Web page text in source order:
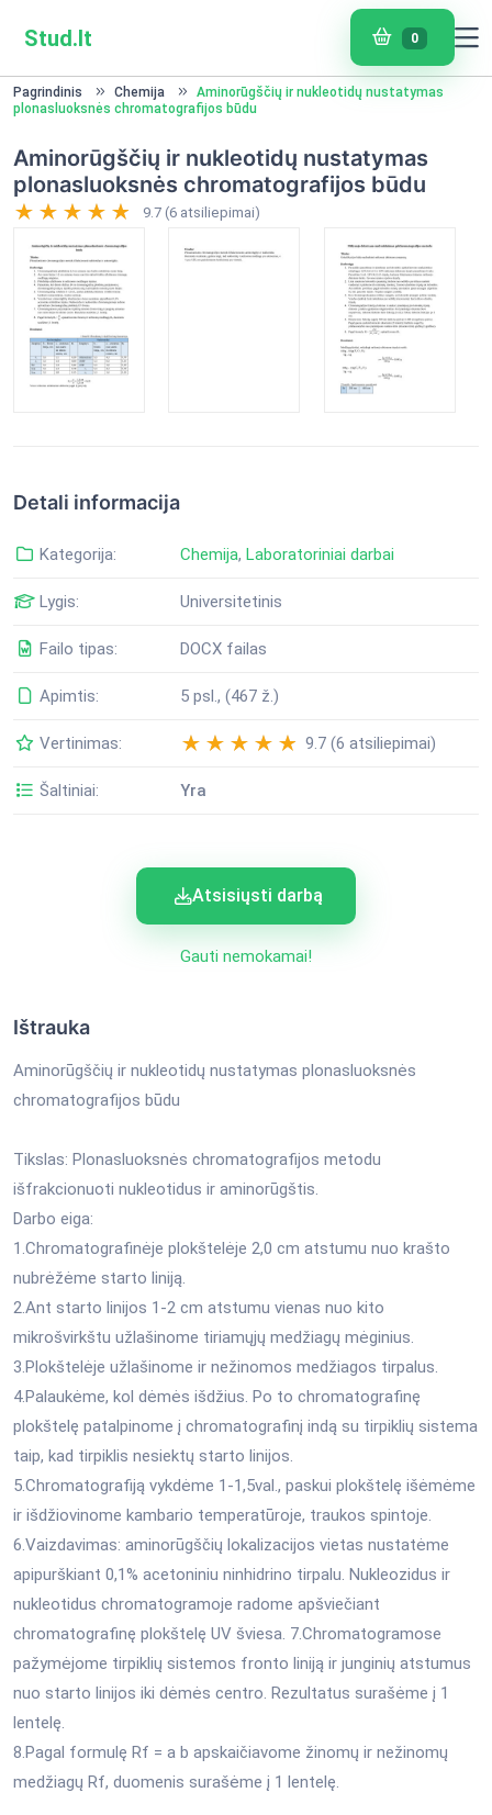
Stud.lt 0
Pagrindinis Chemija
Aminorūgščių ir nukleotidų nustatymas
plonasluoksnės chromatografijos būdu
Aminorūgščių ir nukleotidų nustatymas
plonasluoksnės chromatografijos būdu
9.7 (6 atsiliepimai)
Detali informacija
Kategorija: Chemija, Laboratoriniai darbai
Lygis: Universitetinis
Failo tipas: DOCX failas
Apimtis: 5 psl., (467 ž.)
Vertinimas: 9.7 (6 atsiliepimai)
Šaltiniai: Yra
Atsisiųsti darbą
Gauti nemokamai!
Ištrauka
Aminorūgščių ir nukleotidų nustatymas plonasluoksnės
chromatografijos būdu
Tikslas: Plonasluoksnės chromatografijos metodu
išfrakcionuoti nukleotidus ir aminorūgštis.
Darbo eiga:
1.Chromatografinėje plokštelėje 2,0 cm atstumu nuo krašto
nubrėžėme starto liniją.
2.Ant starto linijos 1-2 cm atstumu vienas nuo kito
mikrošvirkštu užlašinome tiriamųjų medžiagų mėginius.
3.Plokštelėje užlašinome ir nežinomos medžiagos tirpalus.
4.Palaukėme, kol dėmės išdžius. Po to chromatografinę
plokštelę patalpinome į chromatografinį indą su tirpiklių sistema
taip, kad tirpiklis nesiektų starto linijos.
5.Chromatografiją vykdėme 1-1,5val., paskui plokštelę išėmėme
ir išdžiovinome kambario temperatūroje, traukos spintoje.
6.Vaizdavimas: aminorūgščių lokalizacijos vietas nustatėme
apipurškiant 0,1% acetoniniu ninhidrino tirpalu. Nukleozidus ir
nukleotidus chromatogramoje radome apšviečiant
chromatografinę plokštelę UV šviesa. 7.Chromatogramose
pažymėjome tirpiklių sistemos fronto liniją ir junginių atstumus
nuo starto linijos iki dėmės centro. Rezultatus surašėme į 1
lentelę.
8.Pagal formulę Rf = a b apskaičiavome žinomų ir nežinomų
medžiagų Rf, duomenis surašėme į 1 lentelę.